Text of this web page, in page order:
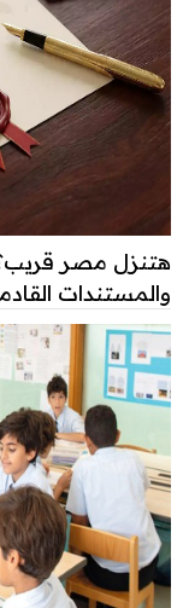
هتنزل مصر
والمستندات